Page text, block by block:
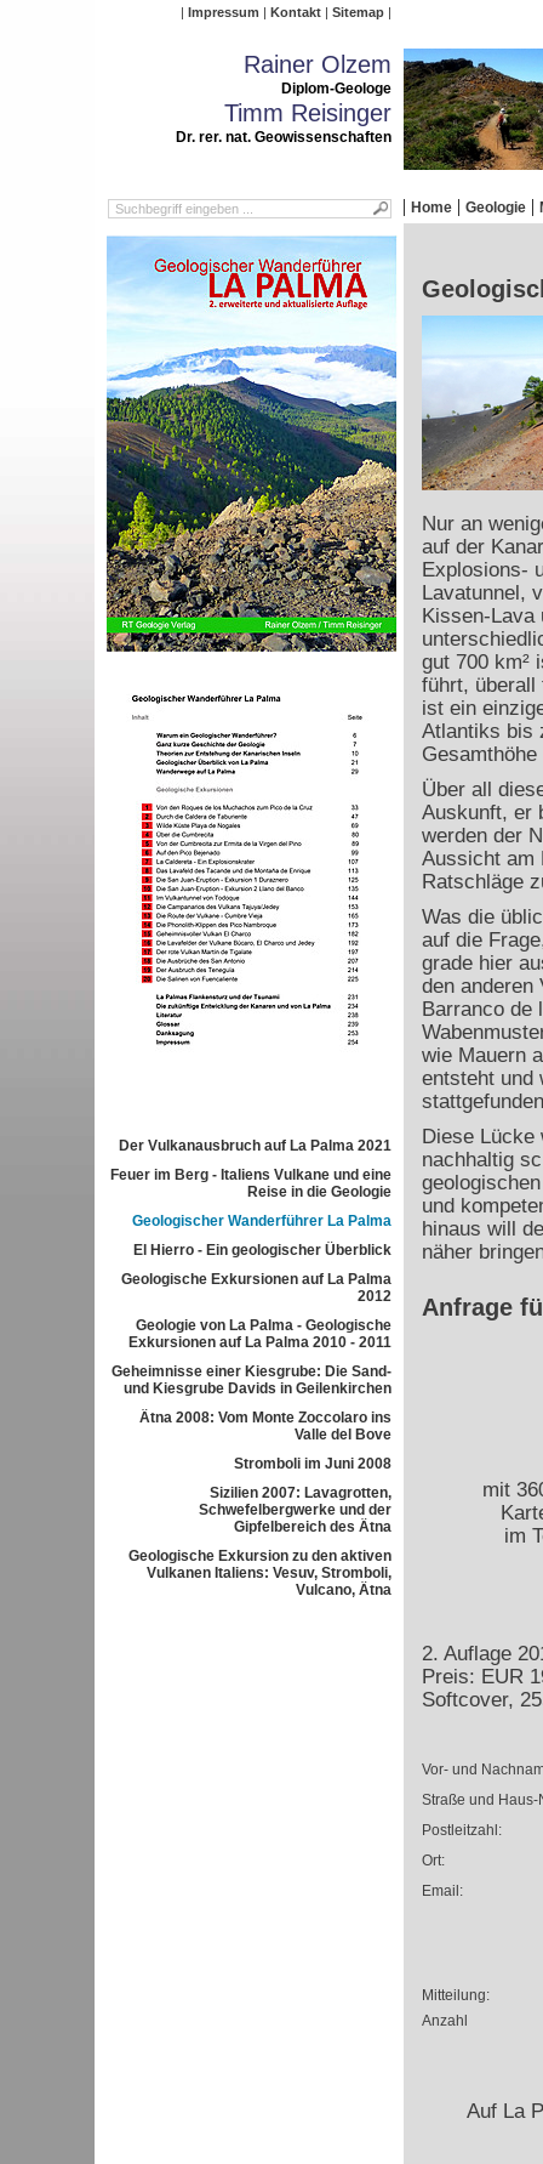
Impressum Kontakt Sitemap
Rainer Olzem
Diplom-Geologe
Timm Reisinger
Dr. rer. nat. Geowissenschaften
Home Geologie
Der Vulkanausbruch auf La Palma 2021
Feuer im Berg - Italiens Vulkane und eine
Reise in die Geologie
Geologischer Wanderführer La Palma
El Hierro - Ein geologischer Überblick
Geologische Exkursionen auf La Palma
2012
Geologie von La Palma - Geologische
Exkursionen auf La Palma 2010 - 2011
Geheimnisse einer Kiesgrube: Die Sand-
und Kiesgrube Davids in Geilenkirchen
Ätna 2008: Vom Monte Zoccolaro ins
Valle del Bove
Stromboli im Juni 2008
Sizilien 2007: Lavagrotten,
Schwefelbergwerke und der
Gipfelbereich des Ätna
Geologische Exkursion zu den aktiven
Vulkanen Italiens: Vesuv, Stromboli,
Vulcano, Ätna
Nur an
auf der
Explosions-
Lavatunnel,
Kissen-Lava
gut 700 km²
führt, überall
ist ein
Atlantiks bis
Über all
Auskunft, er
werden der
Aussicht am
Ratschläge
Was die
auf die
grade hier
den anderen
Barranco de
wie Mauern
entsteht und
Diese Lücke
nachhaltig
und
hinaus will
näher
Anfrage
mit
im
2. Auflage
Preis: EUR
Softcover,
Vor- und
Straße und Haus-
Postleitzahl:
Ort:
Email:
Mitteilung:
Anzahl
Auf La